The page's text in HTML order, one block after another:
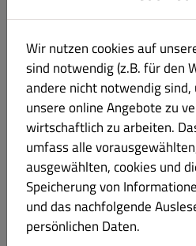
knusprigen
Chipsbröseln –
loaded.
Produktinformation
Joey’s Smoked
Soja Sellerie Senf
Knusprige
getoppt mit würzig
Tofu und verfeinert
Wir nutzen cookies auf
sind notwendig (z.B. für den
andere nicht notwendig
unsere online Angebote zu
wirtschaftlich zu arbeiten.
umfass alle
ausgewählten, cookies und
Speicherung von
und das nachfolgende
persönlichen Daten.